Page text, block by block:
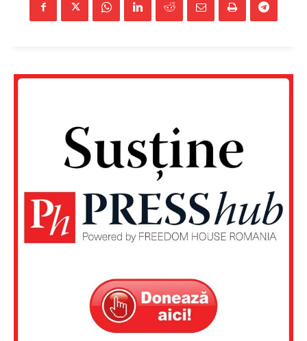
Un proiect
FREEDOM HOUSE ROMÂNIA
PRESShub
Proiecte editoriale